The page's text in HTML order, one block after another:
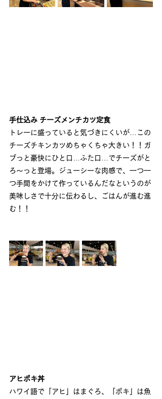
手仕込み チーズメンチカツ定食
トレーに盛っていると気づきにくいが…この
チーズチキンカツめちゃくちゃ大きい！！ガ
ブっと豪快にひと口…ふた口…でチーズがと
ろ～っと登場。ジューシーな肉感で、一つ一
つ手間をかけて作っているんだなというのが
美味しさで十分に伝わるし、ごはんが進む進
む！！
アヒポキ丼
ハワイ語で「アヒ」はまぐろ、「ポキ」は魚